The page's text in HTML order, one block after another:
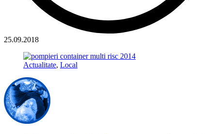
25.09.2018
Actualitate, Local